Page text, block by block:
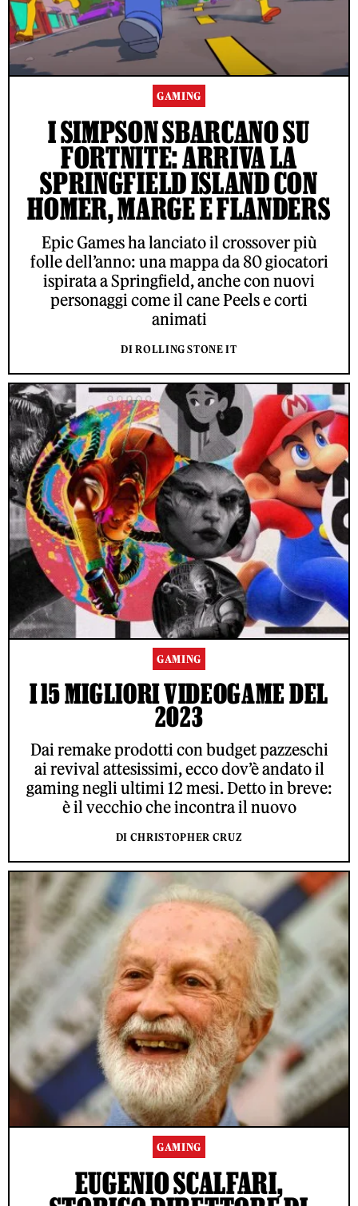
GAMING
I SIMPSON SBARCANO SU
FORTNITE: ARRIVA LA
SPRINGFIELD ISLAND CON
HOMER, MARGE E FLANDERS
Epic Games ha lanciato il crossover più
folle dell’anno: una mappa da 80 giocatori
ispirata a Springfield, anche con nuovi
personaggi come il cane Peels e corti
animati
DI ROLLING STONE IT
GAMING
I 15 MIGLIORI VIDEOGAME DEL
2023
Dai remake prodotti con budget pazzeschi
ai revival attesissimi, ecco dov’è andato il
gaming negli ultimi 12 mesi. Detto in breve:
è il vecchio che incontra il nuovo
DI CHRISTOPHER CRUZ
GAMING
EUGENIO SCALFARI,